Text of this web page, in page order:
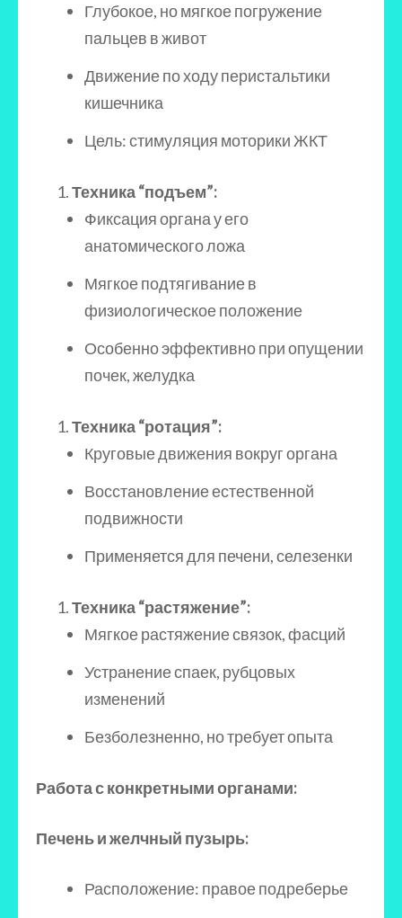
Глубокое, но мягкое погружение
пальцев в живот
Движение по ходу перистальтики
кишечника
Цель: стимуляция моторики ЖКТ
Техника “подъем”:
Фиксация органа у его
анатомического ложа
Мягкое подтягивание в
физиологическое положение
Особенно эффективно при опущении
почек, желудка
Техника “ротация”:
Круговые движения вокруг органа
Восстановление естественной
подвижности
Применяется для печени, селезенки
Техника “растяжение”:
Мягкое растяжение связок, фасций
Устранение спаек, рубцовых
изменений
Безболезненно, но требует опыта
Работа с конкретными органами:
Печень и желчный пузырь:
Расположение: правое подреберье